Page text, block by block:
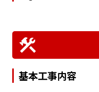
基本工事内容